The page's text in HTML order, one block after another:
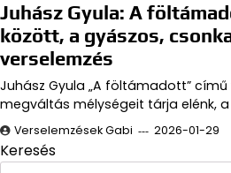
Juhász Gyula: A
között, a gyászos,
verselemzés
Juhász Gyula „A föltámadott”
megváltás mélységeit tárja elénk,
Verselemzések Gabi 2026-01-29
Keresés